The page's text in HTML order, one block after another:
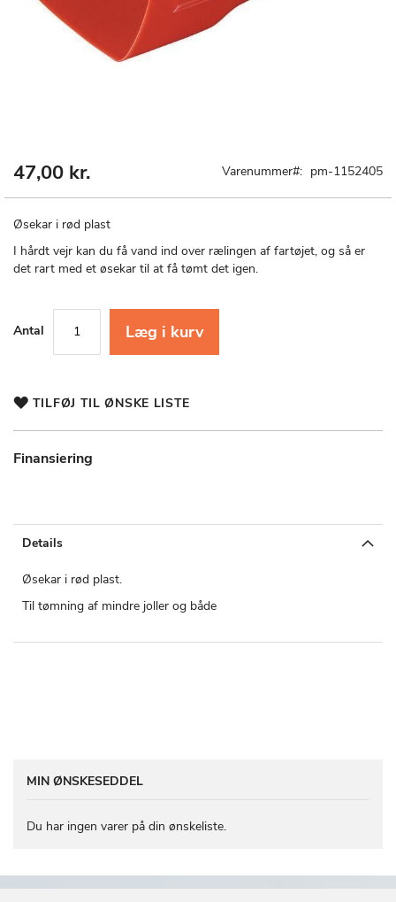
47,00 kr. Varenummer pm-1152405
Øsekar i rød plast
I hårdt vejr kan du få vand ind over rælingen af fartøjet, og så er
det rart med et øsekar til at få tømt det igen.
Antal Læg i kurv
TILFØJ TIL ØNSKE LISTE
Finansiering
Gå
af
Details
Øsekar i rød plast.
Til tømning af mindre joller og både
MIN ØNSKESEDDEL
Du har ingen varer på din ønskeliste.